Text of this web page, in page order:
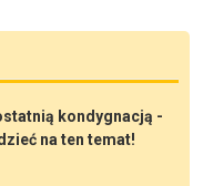
kondygnacją -
na ten temat!